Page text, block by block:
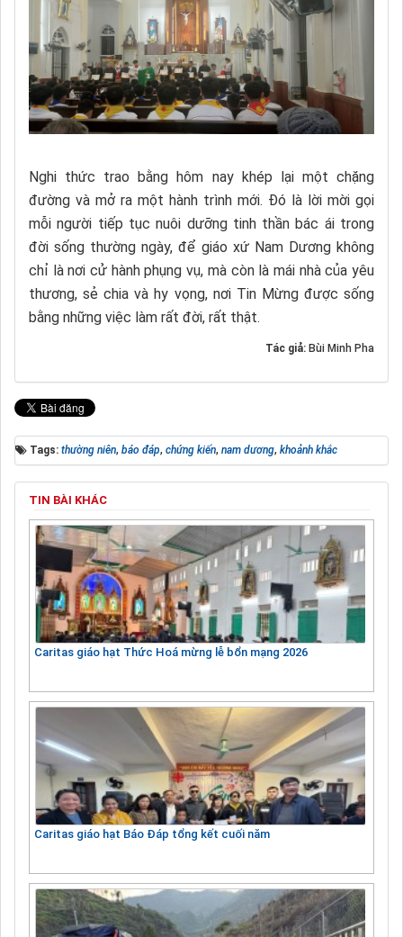
Nghi thức trao bằng hôm nay khép lại một chặng
đường và mở ra một hành trình mới. Đó là lời mời gọi
mỗi người tiếp tục nuôi dưỡng tinh thần bác ái trong
đời sống thường ngày, để giáo xứ Nam Dương không
chỉ là nơi cử hành phụng vụ, mà còn là mái nhà của yêu
thương, sẻ chia và hy vọng, nơi Tin Mừng được sống
bằng những việc làm rất đời, rất thật.
Tác giả: Bùi Minh Pha
Tags: thường niên, báo đáp, chứng kiến, nam dương, khoảnh khắc
TIN BÀI KHÁC
Caritas giáo hạt Thức Hoá mừng lễ bổn mạng 2026
Caritas giáo hạt Báo Đáp tổng kết cuối năm